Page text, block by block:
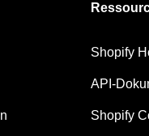
Shopify
API-
Shopify